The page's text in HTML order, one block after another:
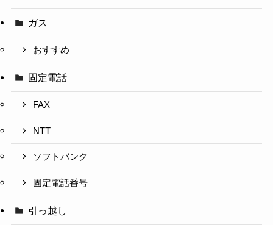
ガス
おすすめ
固定電話
FAX
NTT
ソフトバンク
固定電話番号
引っ越し